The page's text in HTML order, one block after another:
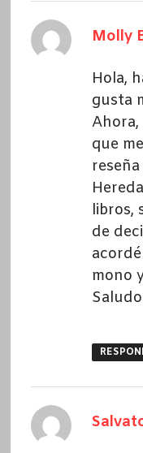
Molly
Hola,
gusta
que
libros,
de
mono